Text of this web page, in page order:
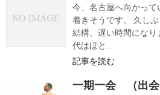
今、名古屋へ向かって
着きそうです。 久し
結構、遅い時間にな
代はほと...
記事を読む
一期一会 （出会